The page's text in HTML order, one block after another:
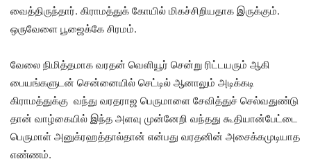
வைத்திருந்தார். கிராமத்துக் கோயில் மிகச்சிறியதாக இருக்கும்.
ஒருவேளை பூஜைக்கே சிரமம்.
வேலை நிமித்தமாக வரதன் வெளியூர் சென்று ரிட்டயரும் ஆகி
பையங்களுடன் சென்னையில் செட்டில் ஆனாலும் அடிக்கடி
கிராமத்துக்கு வந்து வரதராஜ பெருமாளை சேவித்துச் செல்வதுண்டு
தான் வாழ்கையில் இந்த அளவு முன்னேறி வந்தது கூதியான்பேட்டை
பெருமாள் அனுக்ரஹத்தால்தான் என்பது வரதனின் அசைக்கமுடியாத
எண்ணம்.